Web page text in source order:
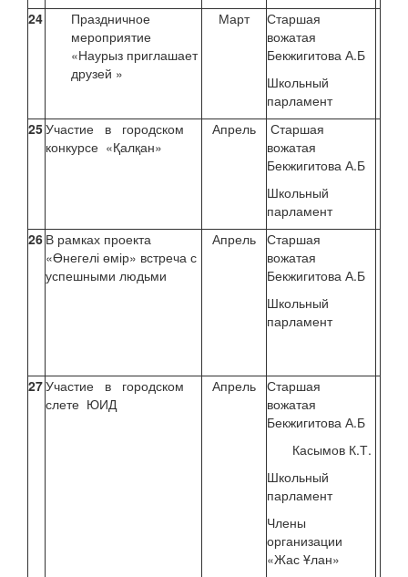
24
Праздничное
мероприятие
«Наурыз приглашает
друзей »
Март
Старшая
вожатая
Бекжигитова А.Б
Школьный
парламент
25Участие в городском
конкурсе «Қалқан»
Апрель
Старшая
вожатая
Бекжигитова А.Б
Школьный
парламент
26 В рамках проекта
«Өнегелі өмір» встреча с
успешными людьми
Апрель Старшая
вожатая
Бекжигитова А.Б
Школьный
парламент
27Участие в городском
слете ЮИД
Апрель Старшая
вожатая
Бекжигитова А.Б
Касымов К.Т.
Школьный
парламент
Члены
организации
«Жас Ұлан»